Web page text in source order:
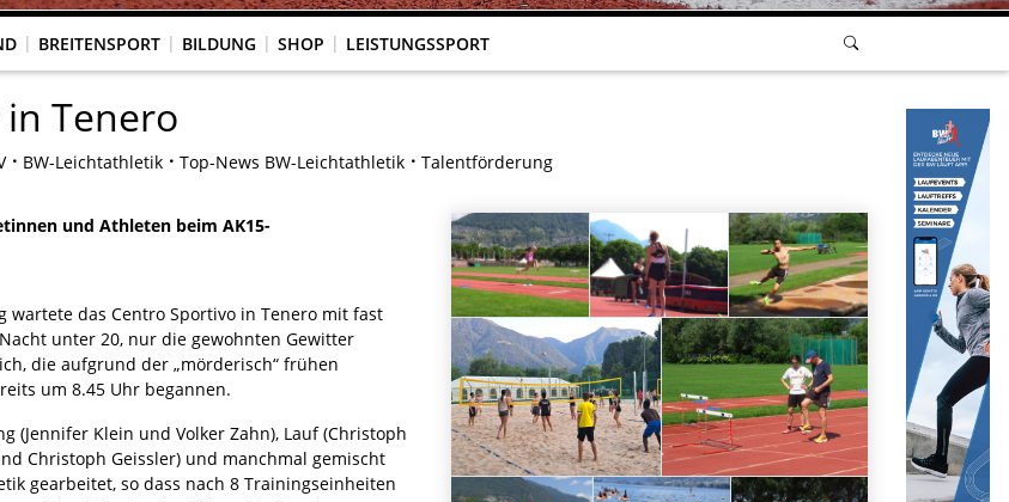
BREITENSPORT BILDUNG SHOP LEISTUNGSSPORT
Tenero
BW-Leichtathletik Top-News BW-Leichtathletik Talentförderung
und Athleten beim AK15-
wartete das Centro Sportivo in Tenero mit fast
unter 20, nur die gewohnten Gewitter
die aufgrund der „mörderisch“ frühen
um 8.45 Uhr begannen.
(Jennifer Klein und Volker Zahn), Lauf (Christoph
Christoph Geissler) und manchmal gemischt
gearbeitet, so dass nach 8 Trainingseinheiten